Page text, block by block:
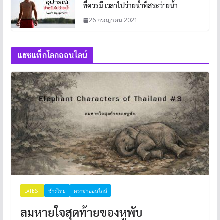
ที่ควรมี เวลาไปว่ายน้ำที่สระว่ายน้ำ
26 กรกฎาคม 2021
แฮชแท็กโลกออนไลน์
LATEST ช้างไทย ดราม่าออนไลน์
ลมหายใจสุดท้ายของหูพับ